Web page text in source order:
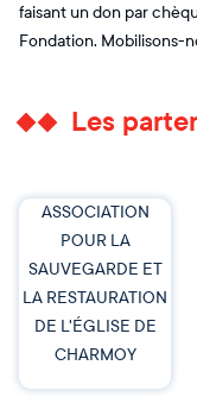
faisant un don par
Fondation. Mobilisons-
Les
ASSOCIATION
POUR LA
SAUVEGARDE ET
LA RESTAURATION
DE L'ÉGLISE DE
CHARMOY